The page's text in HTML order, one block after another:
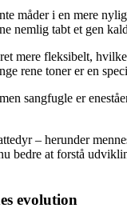
måder i en mere
nemlig tabt et gen
mere fleksibelt,
rene toner er en
sangfugle er
– herunder
bedre at forstå
evolution